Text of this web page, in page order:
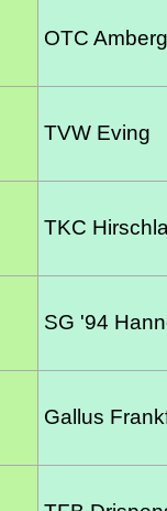
OTC Amberg
TVW Eving
TKC
SG '94
Gallus